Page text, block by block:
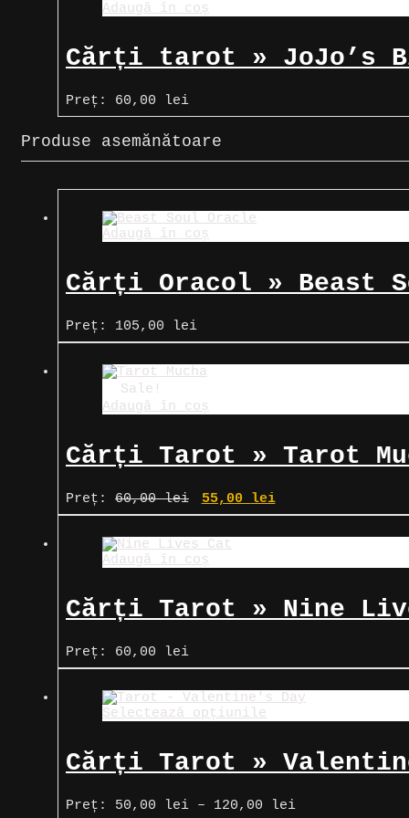
Adaugă în coș
Cărți tarot » JoJo’s
Preț: 60,00 lei
Produse asemănătoare
Adaugă în coș
Cărți Oracol » Beast
Preț: 105,00 lei
Sale!
Adaugă în coș
Cărți Tarot » Tarot
Preț: 60,00lei
Prețul
inițial
fost:
60,00 lei.
55,00 lei
curent
Adaugă în coș
Cărți Tarot » Nine
Preț: 60,00 lei
Selectează opțiunile
Cărți Tarot »
Preț: 50,00 lei – 120,00 leiInterval